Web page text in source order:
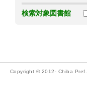
検索対象図書館
Copyright © 2012- Chiba Pref.